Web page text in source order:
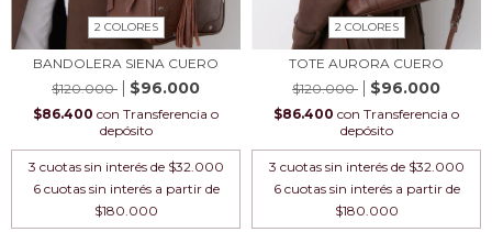
2 COLORES
BANDOLERA SIENA CUERO
$120.000
$96.000
$86.400 con Transferencia o
depósito
3 cuotas sin interés de $32.000
2 COLORES
TOTE AURORA CUERO
$120.000
$96.000
$86.400 con Transferencia o
depósito
3 cuotas sin interés de $32.000